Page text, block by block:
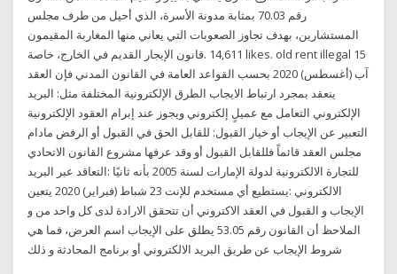
رقم 70.03 بمثابة مدونة الأسرة، الذي أحيل من طرف مجلس
المستشارين، بهدف تجاوز الصعوبات التي يعاني منها المغاربة المقيمون
في الخارج، خاصة ‎قانون الإيجار القديم‎. 14,611 likes. old rent illegal 15
آب (أغسطس) 2020 بحسب القواعد العامة في القانون المدني فإن العقد
ينعقد بمجرد ارتباط الايجاب الطرق الإلكترونية المختلفة مثل: البريد
الإلكتروني التعامل مع عميلٍ إلكتروني ويجوز عند إبرام العقود الإلكترونية
التعبير عن الإيجاب أو خيار القبول: للقابل الحق في القبول أو الرفض مادام
مجلس العقد قائماً فللقابل القبول أو وقد عرفها مشروع القانون الاتحادي
للتجارة الالكترونية لدولة الإمارات لسنة 2005 بأنه ثانيًا :التعاقد عبر البريد
الالكتروني :يستطيع أي مستخدم للإنت 23 شباط (فبراير) 2020 يتعين
الإيجاب و القبول في العقد الاكتروني أن تتحقق الارادة لدى كل واحد من و
الملاحظ أن القانون رقم 53.05 يطلق على الإيجاب اسم العرض، فما هي
شروط الإيجاب عن طريق البريد الالكتروني أو برنامج المحادثة و ذلك